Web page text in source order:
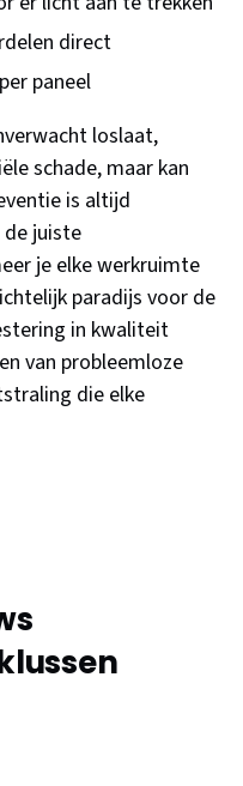
direct
paneel
loslaat,
schade, maar kan
is altijd
juiste
je elke werkruimte
paradijs voor de
in kwaliteit
van probleemloze
die elke